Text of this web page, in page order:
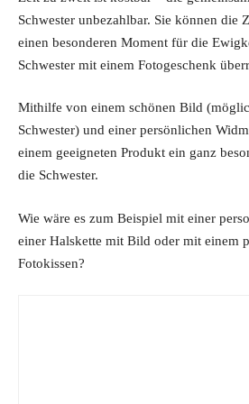
Schwester unbezahlbar. Sie können die
einen besonderen Moment für die
Schwester mit einem Fotogeschenk
Mithilfe von einem schönen Bild
Schwester) und einer persönlichen
einem geeigneten Produkt ein ganz
die Schwester.
Wie wäre es zum Beispiel mit einer
einer Halskette mit Bild oder mit einem
Fotokissen?